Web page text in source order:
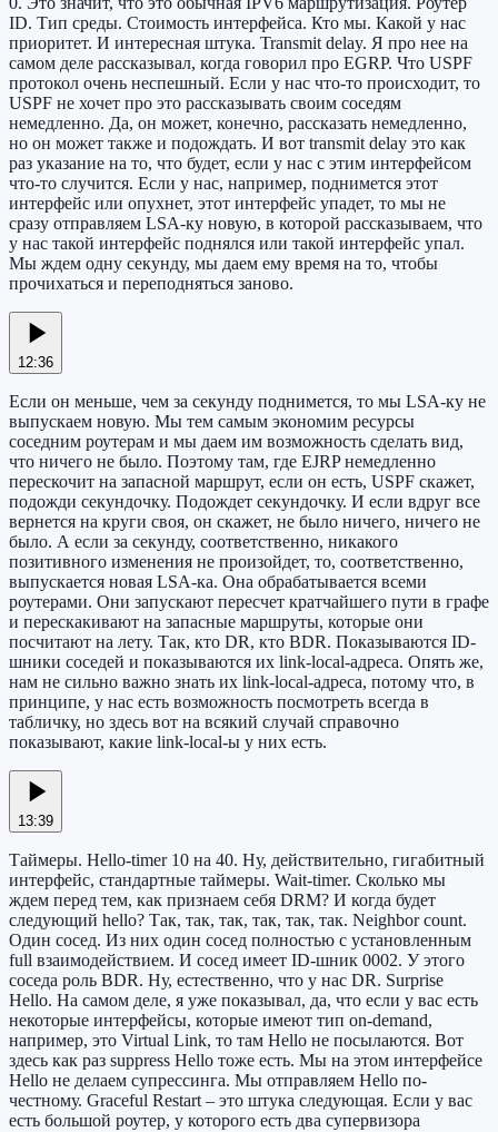
ID. Тип среды. Стоимость интерфейса. Кто мы. Какой у нас
приоритет. И интересная штука. Transmit delay. Я про нее на
самом деле рассказывал, когда говорил про EGRP. Что USPF
протокол очень неспешный. Если у нас что-то происходит, то
USPF не хочет про это рассказывать своим соседям
немедленно. Да, он может, конечно, рассказать немедленно,
но он может также и подождать. И вот transmit delay это как
раз указание на то, что будет, если у нас с этим интерфейсом
что-то случится. Если у нас, например, поднимется этот
интерфейс или опухнет, этот интерфейс упадет, то мы не
сразу отправляем LSA-ку новую, в которой рассказываем, что
у нас такой интерфейс поднялся или такой интерфейс упал.
Мы ждем одну секунду, мы даем ему время на то, чтобы
прочихаться и переподняться заново.
12:36
Если он меньше, чем за секунду поднимется, то мы LSA-ку не
выпускаем новую. Мы тем самым экономим ресурсы
соседним роутерам и мы даем им возможность сделать вид,
что ничего не было. Поэтому там, где EJRP немедленно
перескочит на запасной маршрут, если он есть, USPF скажет,
подожди секундочку. Подождет секундочку. И если вдруг все
вернется на круги своя, он скажет, не было ничего, ничего не
было. А если за секунду, соответственно, никакого
позитивного изменения не произойдет, то, соответственно,
выпускается новая LSA-ка. Она обрабатывается всеми
роутерами. Они запускают пересчет кратчайшего пути в графе
и перескакивают на запасные маршруты, которые они
посчитают на лету. Так, кто DR, кто BDR. Показываются ID-
шники соседей и показываются их link-local-адреса. Опять же,
нам не сильно важно знать их link-local-адреса, потому что, в
принципе, у нас есть возможность посмотреть всегда в
табличку, но здесь вот на всякий случай справочно
показывают, какие link-local-ы у них есть.
13:39
Таймеры. Hello-timer 10 на 40. Ну, действительно, гигабитный
интерфейс, стандартные таймеры. Wait-timer. Сколько мы
ждем перед тем, как признаем себя DRM? И когда будет
следующий hello? Так, так, так, так, так, так. Neighbor count.
Один сосед. Из них один сосед полностью с установленным
full взаимодействием. И сосед имеет ID-шник 0002. У этого
соседа роль BDR. Ну, естественно, что у нас DR. Surprise
Hello. На самом деле, я уже показывал, да, что если у вас есть
некоторые интерфейсы, которые имеют тип on-demand,
например, это Virtual Link, то там Hello не посылаются. Вот
здесь как раз suppress Hello тоже есть. Мы на этом интерфейсе
Hello не делаем супрессинга. Мы отправляем Hello по-
честному. Graceful Restart – это штука следующая. Если у вас
есть большой роутер, у которого есть два супервизора